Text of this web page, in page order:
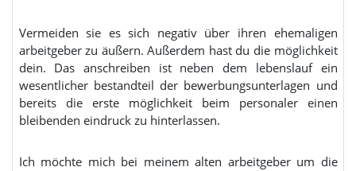
Vermeiden sie es sich negativ über ihren ehemaligen
arbeitgeber zu äußern. Außerdem hast du die möglichkeit
dein. Das anschreiben ist neben dem lebenslauf ein
wesentlicher bestandteil der bewerbungsunterlagen und
bereits die erste möglichkeit beim personaler einen
bleibenden eindruck zu hinterlassen.
Ich möchte mich bei meinem alten arbeitgeber um die